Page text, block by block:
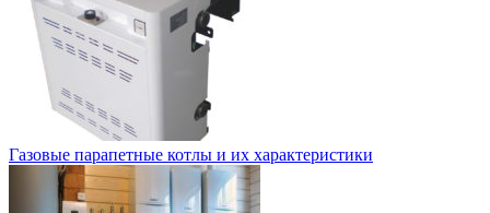
Газовые парапетные котлы и их характеристики